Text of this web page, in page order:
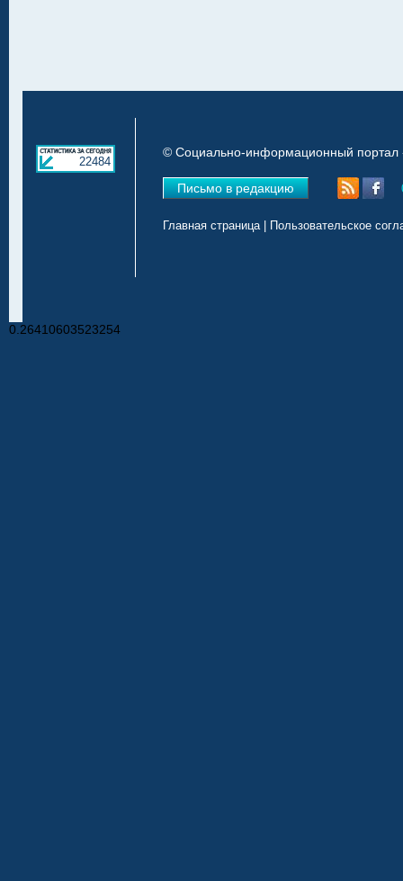
22484
© Социально-информационный портал
Письмо в редакцию
Главная страница| Пользовательское
0.26410603523254